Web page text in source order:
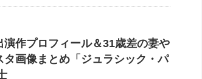
作プロフィール＆31歳差の妻や
画像まとめ「ジュラシック・パ